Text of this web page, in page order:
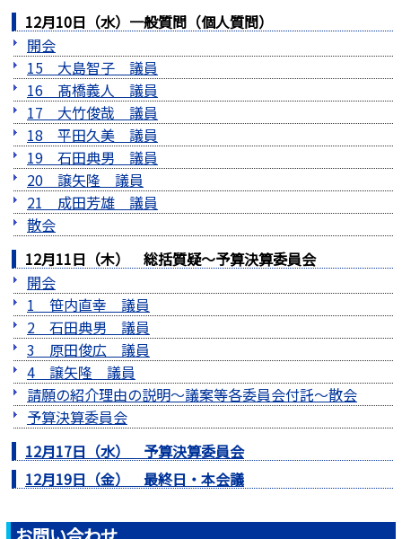
12月10日（水）一般質問（個人質問）
開会
15 大島智子 議員
16 髙橋義人 議員
17 大竹俊哉 議員
18 平田久美 議員
19 石田典男 議員
20 譲矢隆 議員
21 成田芳雄 議員
散会
12月11日（木） 総括質疑～予算決算委員会
開会
1 笹内直幸 議員
2 石田典男 議員
3 原田俊広 議員
4 譲矢隆 議員
請願の紹介理由の説明～議案等各委員会付託～散会
予算決算委員会
12月17日（水） 予算決算委員会
12月19日（金） 最終日・本会議